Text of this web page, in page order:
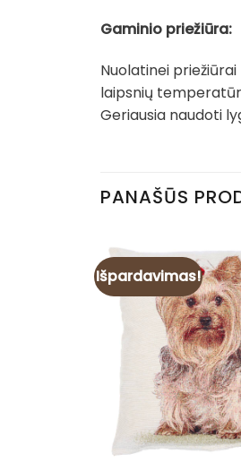
Gaminio priežiūra:
Nuolatinei
laipsnių
Geriausia naudoti
PANAŠŪS
Išpardavimas!